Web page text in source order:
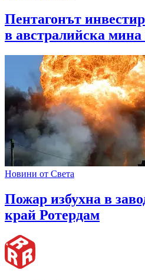
Пентагонът
в австралийска мина
Новини от Света
Пожар избухна в
край Ротердам